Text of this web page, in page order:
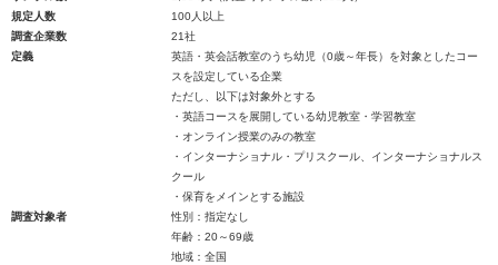
規定人数
100人以上
調査企業数
21社
定義
英語・英会話教室のうち幼児（0歳～年長）を対象としたコー
スを設定している企業
ただし、以下は対象外とする
・英語コースを展開している幼児教室・学習教室
・オンライン授業のみの教室
・インターナショナル・プリスクール、インターナショナルス
クール
・保育をメインとする施設
調査対象者
性別：指定なし
年齢：20～69歳
地域：全国